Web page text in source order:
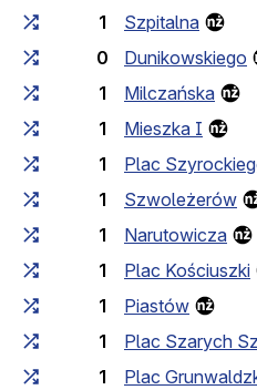
1
Szpitalna
0
Dunikowskiego
1
Milczańska
1
Mieszka I
1
Plac
1
Szwoleżerów
1
Narutowicza
1
Plac Kościuszki
1
Piastów
1
Plac Szarych
1
Plac